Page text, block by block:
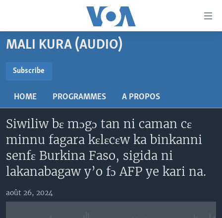
Menu
principal
navigation
principale
Retour
recherche
MALI KURA
RADIO
AN BA FO!
FARAFINA FOLI
SUIVEZ-NOUS
MALI KURA (AUDIO)
Subscribe
HOME PROGRAMMES A PROPOS
Siwiliw bɛ mɔgɔ tan ni caman cɛ
minnu fagara kɛlɛcɛw ka binkanni
senfɛ Burkina Faso, sigida ni
lakanabagaw y’o fɔ AFP ye kari na.
août 26, 2024